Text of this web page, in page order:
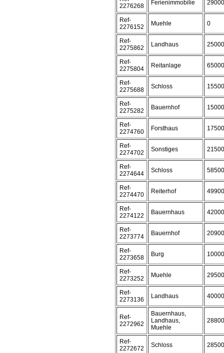
2276268
Ferienimmobilie
Ref-
2276152
Muehle 0
Ref-
2275862
Landhaus
Ref-
2275804
Reitanlage
Ref-
2275688
Schloss
Ref-
2275282
Bauernhof
Ref-
2274760
Forsthaus
Ref-
2274702
Sonstiges 21500
Ref-
2274644
Schloss
Ref-
2274470
Reiterhof
Ref-
2274122
Bauernhaus 42000
Ref-
2273774
Bauernhof
Ref-
2273658
Burg
Ref-
2273252
Muehle
Ref-
2273136
Landhaus
Ref-
2272962
Bauernhaus,
Landhaus,
Muehle
Ref-
2272672
Schloss